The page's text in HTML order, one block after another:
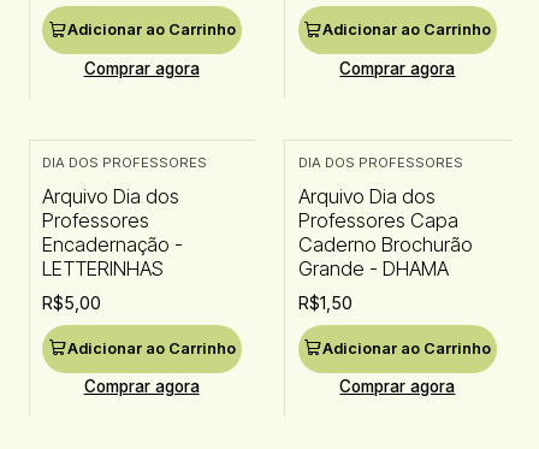
Adicionar ao Carrinho
Comprar agora
Adicionar ao Carrinho
Comprar agora
DIA DOS PROFESSORES
Arquivo Dia dos
Professores
Encadernação -
LETTERINHAS
R$5,00
Adicionar ao Carrinho
Comprar agora
DIA DOS PROFESSORES
Arquivo Dia dos
Professores Capa
Caderno Brochurão
Grande - DHAMA
R$1,50
Adicionar ao Carrinho
Comprar agora